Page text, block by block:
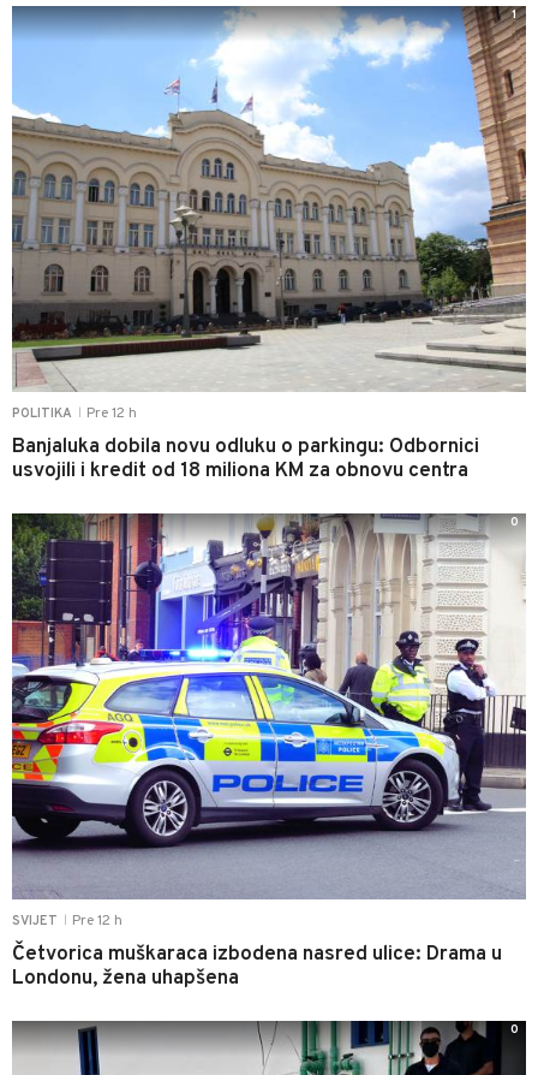
POLITIKA Pre 12 h
Banjaluka dobila novu odluku o parkingu: Odbornici
usvojili i kredit od 18 miliona KM za obnovu centra
1
SVIJET Pre 12 h
Četvorica muškaraca izbodena nasred ulice: Drama u
Londonu, žena uhapšena
0
0